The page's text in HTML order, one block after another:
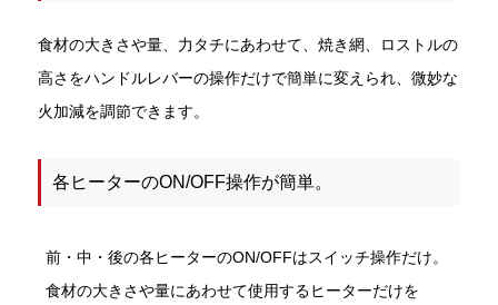
食材の大きさや量、力タチにあわせて、焼き網、ロストルの
高さをハンドルレバーの操作だけで簡単に変えられ、微妙な
火加減を調節できます。
各ヒーターのON/OFF操作が簡単。
前・中・後の各ヒーターのON/OFFはスイッチ操作だけ。
食材の大きさや量にあわせて使用するヒーターだけを